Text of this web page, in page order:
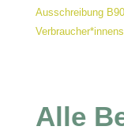
Ausschreibung
Alle